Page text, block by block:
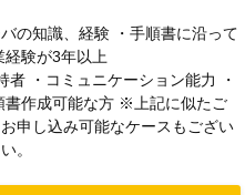
の知識、経験 ・手順書に沿って
経験が3年以上
者 ・コミュニケーション能力 ・
書作成可能な方 ※上記に似たご
申し込み可能なケースもござい
。